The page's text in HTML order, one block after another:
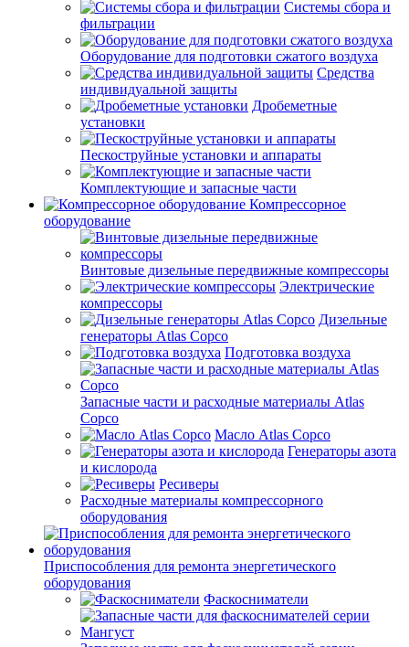
Системы сбора и
фильтрации
Оборудование для подготовки сжатого воздуха
Средства
индивидуальной защиты
Дробеметные
установки
Пескоструйные установки и аппараты
Комплектующие и запасные части
Компрессорное
оборудование
Винтовые дизельные передвижные компрессоры
Электрические
компрессоры
Дизельные
генераторы Atlas Copco
Подготовка воздуха
Запасные части и расходные материалы Atlas
Copco
Масло Atlas Copco
Генераторы азота
и кислорода
Ресиверы
Расходные материалы компрессорного
оборудования
Приспособления для ремонта энергетического
оборудования
Фаскосниматели